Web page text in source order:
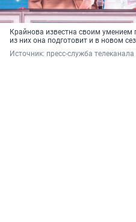
Крайнова известна своим умением
из них она подготовит и в новом
Источник: пресс-служба телеканала